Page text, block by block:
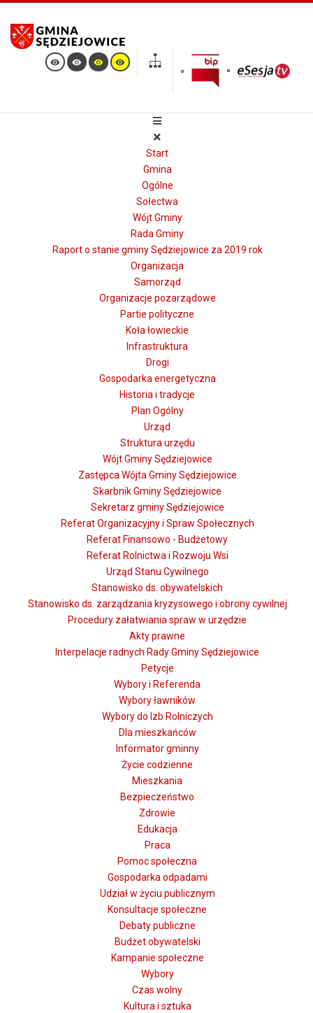
Start
Gmina
Ogólne
Sołectwa
Wójt Gminy
Rada Gminy
Raport o stanie gminy Sędziejowice za 2019 rok
Organizacja
Samorząd
Organizacje pozarządowe
Partie polityczne
Koła łowieckie
Infrastruktura
Drogi
Gospodarka energetyczna
Historia i tradycje
Plan Ogólny
Urząd
Struktura urzędu
Wójt Gminy Sędziejowice
Zastępca Wójta Gminy Sędziejowice
Skarbnik Gminy Sędziejowice
Sekretarz gminy Sędziejowice
Referat Organizacyjny i Spraw Społecznych
Referat Finansowo - Budżetowy
Referat Rolnictwa i Rozwoju Wsi
Urząd Stanu Cywilnego
Stanowisko ds. obywatelskich
Stanowisko ds. zarządzania kryzysowego i obrony cywilnej
Procedury załatwiania spraw w urzędzie
Akty prawne
Interpelacje radnych Rady Gminy Sędziejowice
Petycje
Wybory i Referenda
Wybory ławników
Wybory do Izb Rolniczych
Dla mieszkańców
Informator gminny
Życie codzienne
Mieszkania
Bezpieczeństwo
Zdrowie
Edukacja
Praca
Pomoc społeczna
Gospodarka odpadami
Udział w życiu publicznym
Konsultacje społeczne
Debaty publiczne
Budżet obywatelski
Kampanie społeczne
Wybory
Czas wolny
Kultura i sztuka